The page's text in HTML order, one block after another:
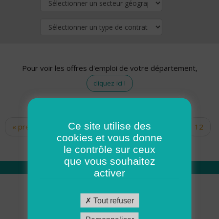
Pour voir les offres d'emploi de votre département,
cliquez ici !
Pages
« premier ‹ précédent … 10
12
14 15 16 17
Qui sommes nous
Académie ADMR
Ce site utilise des
cookies et vous donne
le contrôle sur ceux
que vous souhaitez
activer
Tout refuser